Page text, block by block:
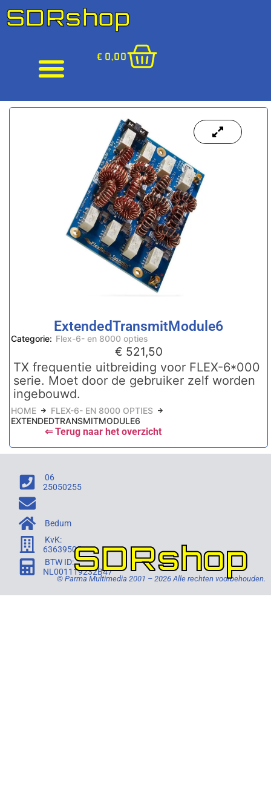
SDRshop
€ 0,00
ExtendedTransmitModule6
Categorie: Flex-6- en 8000 opties
€ 521,50
TX frequentie uitbreiding voor FLEX-6*000
serie. Moet door de gebruiker zelf worden
ingebouwd.
HOME
FLEX-6- EN 8000 OPTIES
EXTENDEDTRANSMITMODULE6
⇐ Terug naar het overzicht
06
25050255
Bedum
KvK:
63639505
BTW ID:
NL001119232B47
© Parma Multimedia 2001 – 2026 Alle rechten voorbehouden.
SDRshop